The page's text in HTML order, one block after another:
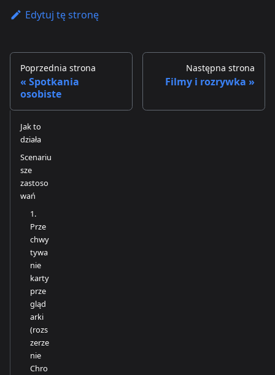
Edytuj tę stronę
Poprzednia strona
Spotkania
osobiste
Następna strona
Filmy i rozrywka
Jak to
działa
Scenariu
sze
zastoso
wań
1.
Prze
chwy
tywa
nie
karty
prze
gląd
arki
(rozs
zerze
nie
Chro